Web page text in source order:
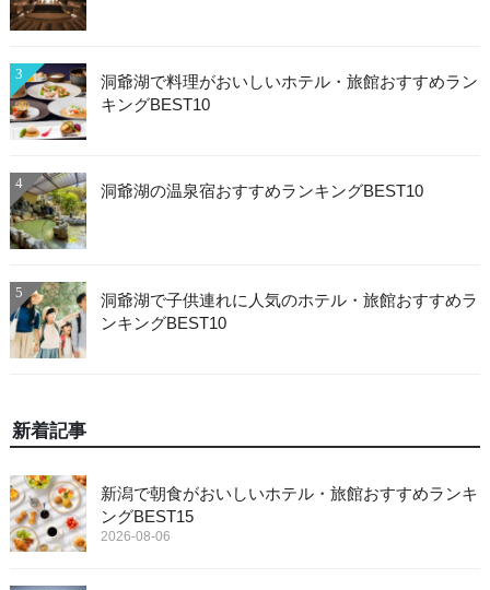
3
洞爺湖で料理がおいしいホテル・旅館おすすめラン
キングBEST10
4 洞爺湖の温泉宿おすすめランキングBEST10
5
洞爺湖で子供連れに人気のホテル・旅館おすすめラ
ンキングBEST10
新着記事
新潟で朝食がおいしいホテル・旅館おすすめランキ
ングBEST15
2026-08-06